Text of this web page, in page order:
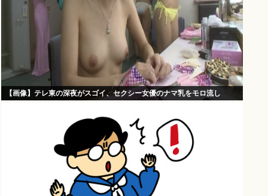
【画像】テレ東の深夜がスゴイ、セクシー女優のナマ乳をモロ流し